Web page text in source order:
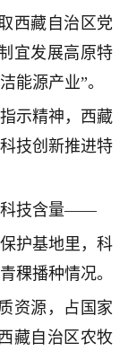
西藏自治区党
宜发展高原特
能源产业”。
示精神，西藏
技创新推进特
技含量——
护基地里，科
稞播种情况。
资源，占国家
藏自治区农牧